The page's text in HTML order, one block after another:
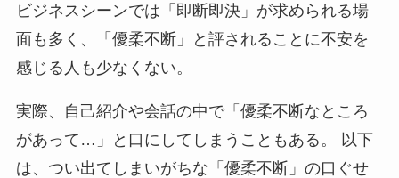
ビジネスシーンでは「即断即決」が求められる場
面も多く、「優柔不断」と評されることに不安を
感じる人も少なくない。
実際、自己紹介や会話の中で「優柔不断なところ
があって…」と口にしてしまうこともある。 以下
は、つい出てしまいがちな「優柔不断」の口ぐせ